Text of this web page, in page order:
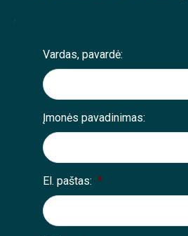
;
Vardas, pavardė:
Įmonės pavadinimas:
El. paštas: *